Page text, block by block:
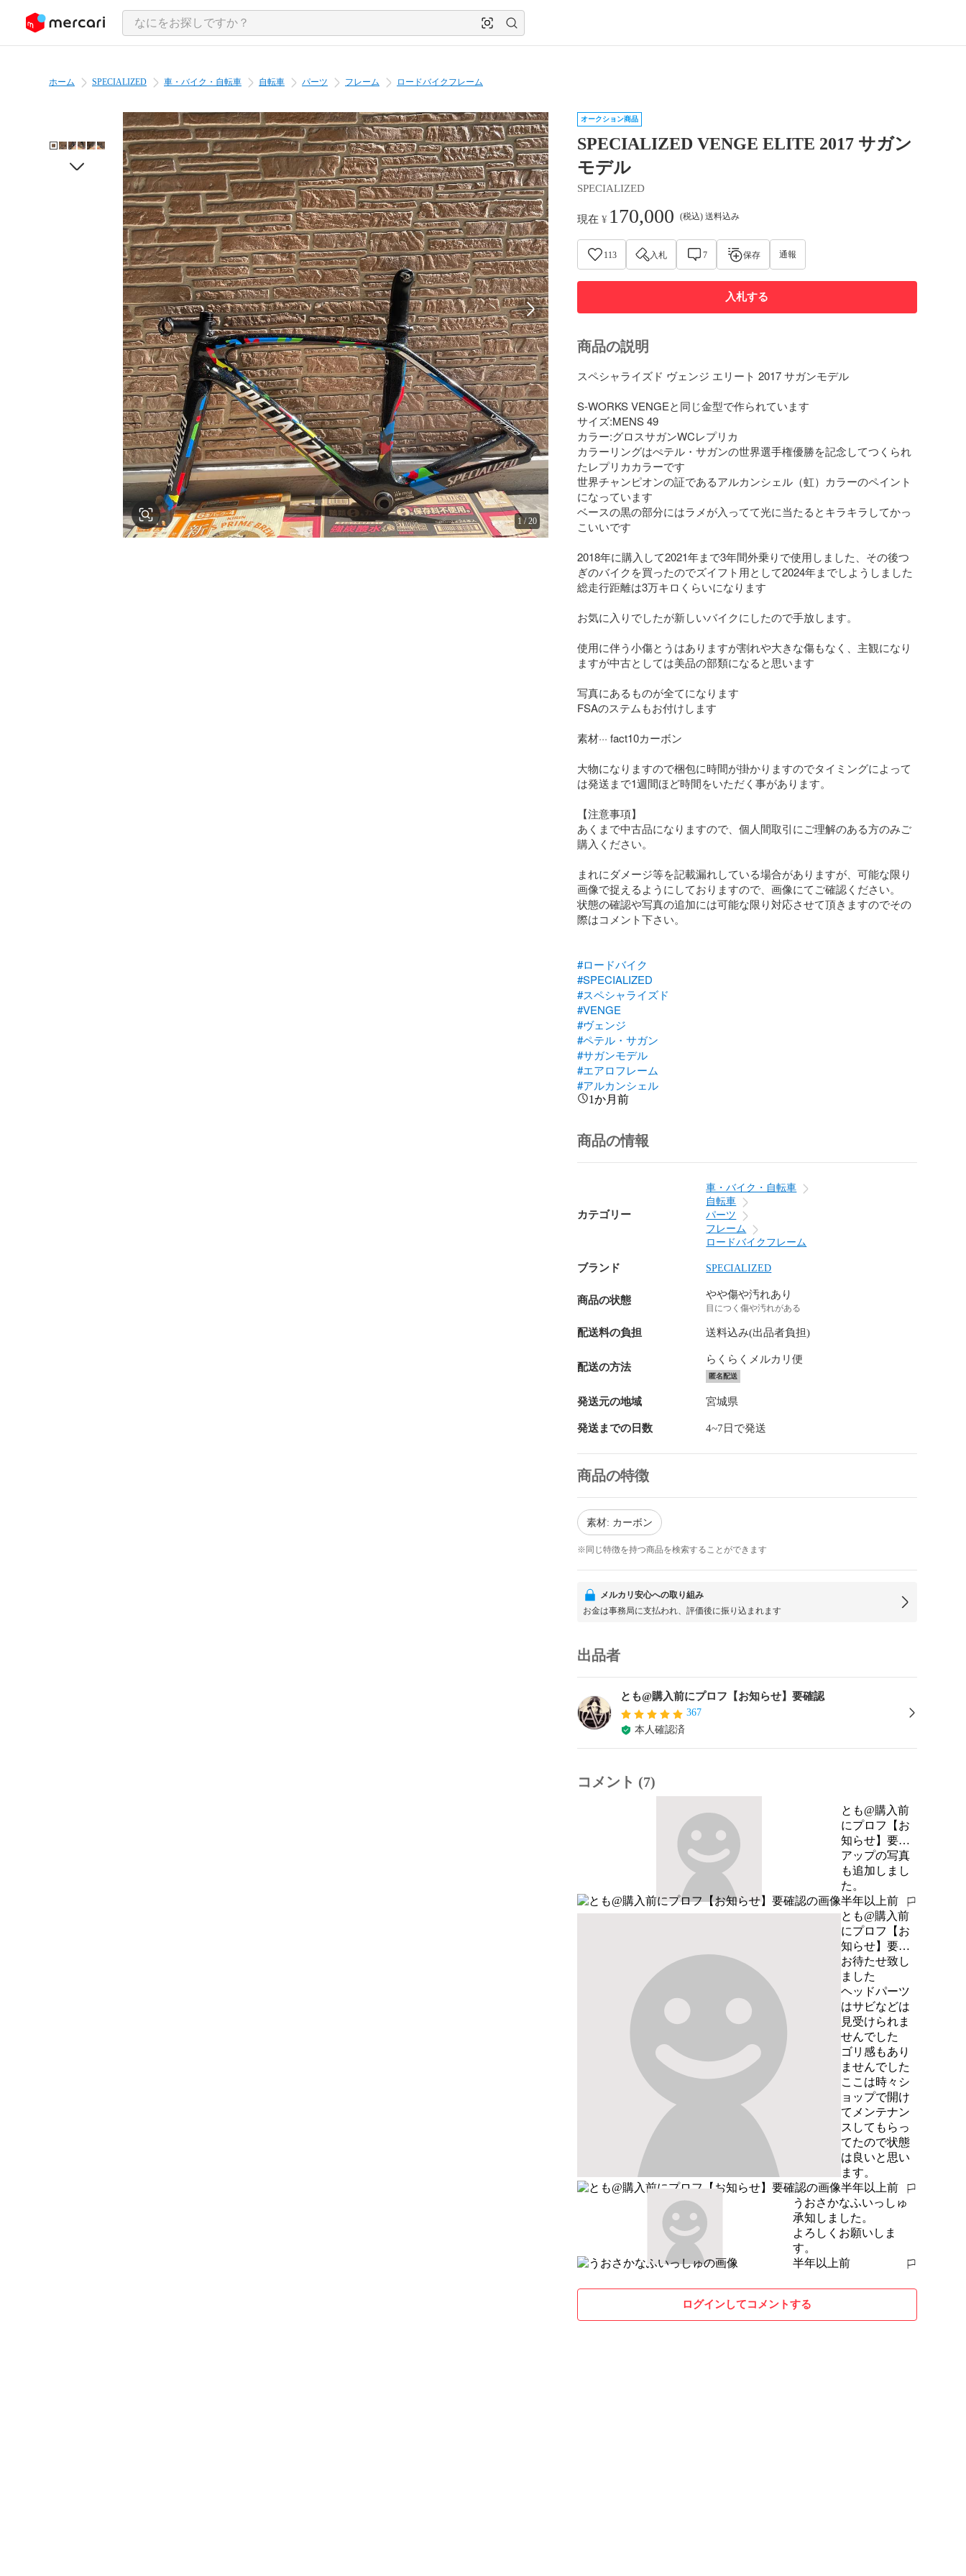
ツにスキップ
ホーム SPECIALIZED 車・バイク・自転車 自転車 パーツ フレーム ロードバイクフレーム
1/20
オークション商品
SPECIALIZED VENGE ELITE 2017 サガン
モデル
SPECIALIZED
現在 ¥ 170,000 (税込) 送料込み
113 入札 7 保存 通報
入札する
商品の説明
スペシャライズド ヴェンジ エリート 2017 サガンモデル
S-WORKS VENGEと同じ金型で作られています
サイズ:MENS 49
カラー:グロスサガンWCレプリカ
カラーリングはぺテル・サガンの世界選手権優勝を記念してつくられ
たレプリカカラーです
世界チャンピオンの証であるアルカンシェル（虹）カラーのペイント
になっています
ベースの黒の部分にはラメが入ってて光に当たるとキラキラしてかっ
こいいです
2018年に購入して2021年まで3年間外乗りで使用しました、その後つ
ぎのバイクを買ったのでズイフト用として2024年までしようしました
総走行距離は3万キロくらいになります
お気に入りでしたが新しいバイクにしたので手放します。
使用に伴う小傷とうはありますが割れや大きな傷もなく、主観になり
ますが中古としては美品の部類になると思います
写真にあるものが全てになります
FSAのステムもお付けします
素材··· fact10カーボン
大物になりますので梱包に時間が掛かりますのでタイミングによって
は発送まで1週間ほど時間をいただく事があります。
【注意事項】
あくまで中古品になりますので、個人間取引にご理解のある方のみご
購入ください。
まれにダメージ等を記載漏れしている場合がありますが、可能な限り
画像で捉えるようにしておりますので、画像にてご確認ください。
状態の確認や写真の追加には可能な限り対応させて頂きますのでその
際はコメント下さい。
#ロードバイク
#SPECIALIZED
#スペシャライズド
#VENGE
#ヴェンジ
#ペテル・サガン
#サガンモデル
#エアロフレーム
#アルカンシェル
1か月前
商品の情報
カテゴリー
車・バイク・自転車
自転車
パーツ
フレーム
ロードバイクフレーム
ブランド SPECIALIZED
商品の状態 やや傷や汚れあり
目につく傷や汚れがある
配送料の負担 送料込み(出品者負担)
配送の方法
らくらくメルカリ便
匿名配送
発送元の地域 宮城県
発送までの日数 4~7日で発送
商品の特徴
素材: カーボン
※同じ特徴を持つ商品を検索することができます
メルカリ安心への取り組み
お金は事務局に支払われ、評価後に振り込まれます
出品者
とも@購入前にプロフ【お知らせ】要確認
367
本人確認済
コメント (7)
とも@購入前
にプロフ【お
知らせ】要確
認
アップの写真
も追加しまし
た。
半年以上前
報告する
とも@購入前
にプロフ【お
知らせ】要確
認
お待たせ致し
ました
ヘッドパーツ
はサビなどは
見受けられま
せんでした
ゴリ感もあり
ませんでした
ここは時々シ
ョップで開け
てメンテナン
スしてもらっ
てたので状態
は良いと思い
ます。
半年以上前
報告する
うおさかなふいっしゅ
承知しました。
よろしくお願いしま
す。
半年以上前
報告する
ログインしてコメントする